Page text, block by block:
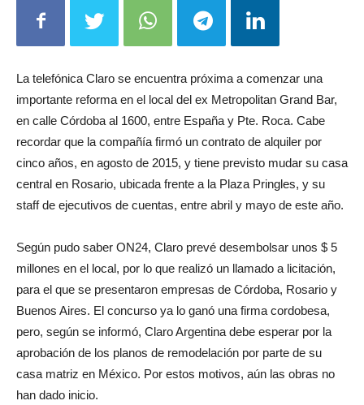
La telefónica Claro se encuentra próxima a comenzar una
importante reforma en el local del ex Metropolitan Grand Bar,
en calle Córdoba al 1600, entre España y Pte. Roca. Cabe
recordar que la compañía firmó un contrato de alquiler por
cinco años, en agosto de 2015, y tiene previsto mudar su casa
central en Rosario, ubicada frente a la Plaza Pringles, y su
staff de ejecutivos de cuentas, entre abril y mayo de este año.
Según pudo saber ON24, Claro prevé desembolsar unos $ 5
millones en el local, por lo que realizó un llamado a licitación,
para el que se presentaron empresas de Córdoba, Rosario y
Buenos Aires. El concurso ya lo ganó una firma cordobesa,
pero, según se informó, Claro Argentina debe esperar por la
aprobación de los planos de remodelación por parte de su
casa matriz en México. Por estos motivos, aún las obras no
han dado inicio.